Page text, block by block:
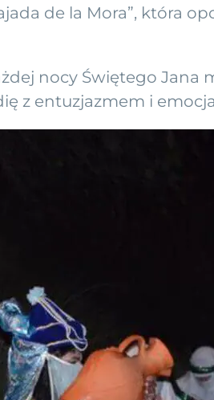
de la Mora”, która
nocy Świętego Jana
z entuzjazmem i